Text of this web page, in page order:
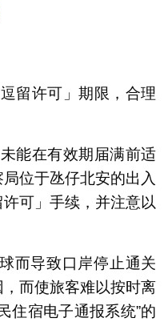
留许可」期限，合理
能在有效期届满前适
位于氹仔北安的出入
可」手续，并注意以
而导致口岸停止通关
而使旅客难以按时离
住宿电子通报系统”的